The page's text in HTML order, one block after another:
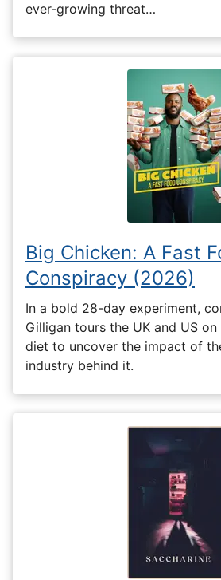
ever-growing threat…
Big Chicken: A Fast
Conspiracy (2026)
In a bold 28-day experiment,
Gilligan tours the UK and US
diet to uncover the impact of
industry behind it.